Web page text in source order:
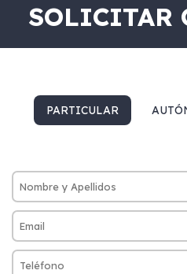
SOLICITAR
PARTICULAR